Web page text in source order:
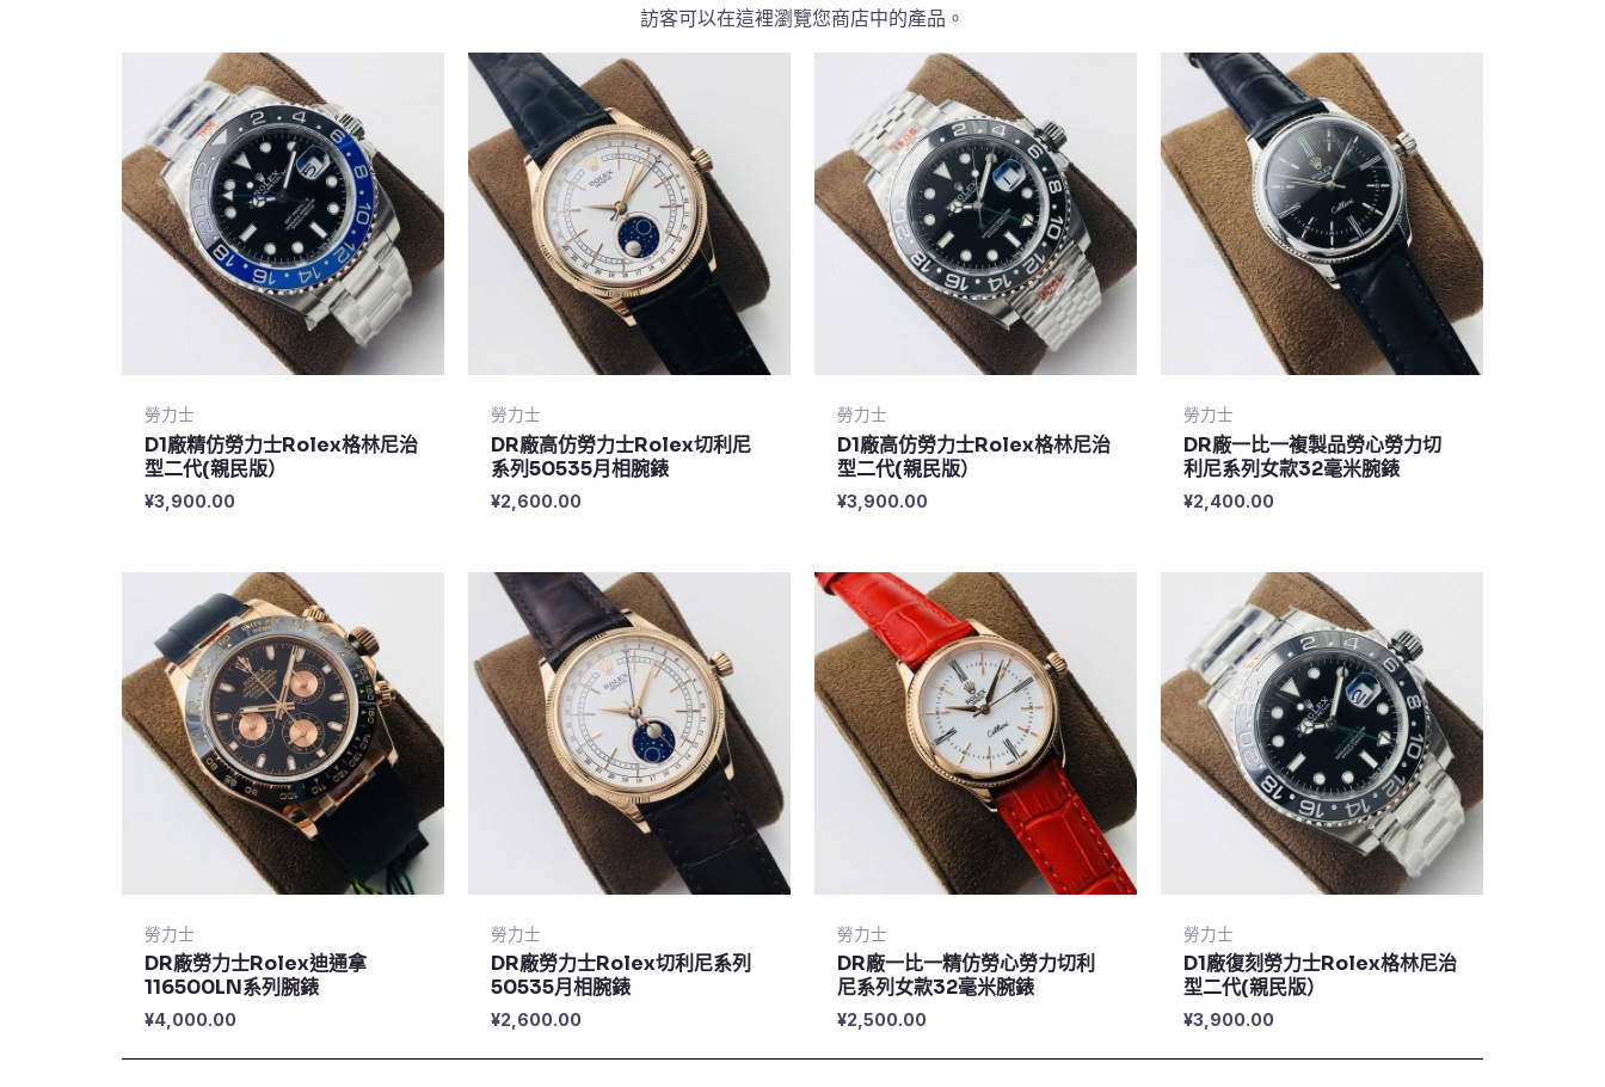
訪客可以在這裡瀏覽您商店中的產品。
勞力士
D1廠精仿勞力士Rolex格林尼治
型二代(親民版）
¥3,900.00
勞力士
DR廠高仿勞力士Rolex切利尼
系列50535月相腕錶
¥2,600.00
勞力士
D1廠高仿勞力士Rolex格林尼治
型二代(親民版）
¥3,900.00
勞力士
DR廠一比一複製品勞心勞力切
利尼系列女款32毫米腕錶
¥2,400.00
勞力士
DR廠勞力士Rolex迪通拿
116500LN系列腕錶
¥4,000.00
勞力士
DR廠勞力士Rolex切利尼系列
50535月相腕錶
¥2,600.00
勞力士
DR廠一比一精仿勞心勞力切利
尼系列女款32毫米腕錶
¥2,500.00
勞力士
D1廠復刻勞力士Rolex格林尼治
型二代(親民版）
¥3,900.00